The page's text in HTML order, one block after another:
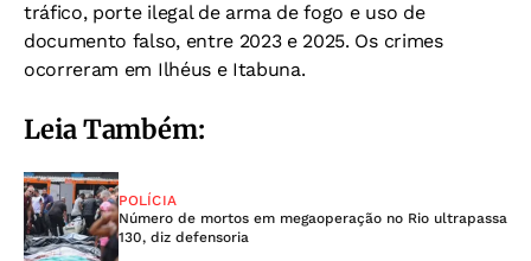
tráfico, porte ilegal de arma de fogo e uso de
documento falso, entre 2023 e 2025. Os crimes
ocorreram em Ilhéus e Itabuna.
Leia Também:
POLÍCIA
Número de mortos em megaoperação no Rio ultrapassa
130, diz defensoria